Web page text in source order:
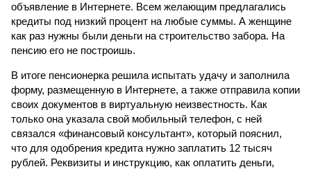
объявление в Интернете. Всем желающим предлагались
кредиты под низкий процент на любые суммы. А женщине
как раз нужны были деньги на строительство забора. На
пенсию его не построишь.
В итоге пенсионерка решила испытать удачу и заполнила
форму, размещенную в Интернете, а также отправила копии
своих документов в виртуальную неизвестность. Как
только она указала свой мобильный телефон, с ней
связался «финансовый консультант», который пояснил,
что для одобрения кредита нужно заплатить 12 тысяч
рублей. Реквизиты и инструкцию, как оплатить деньги,